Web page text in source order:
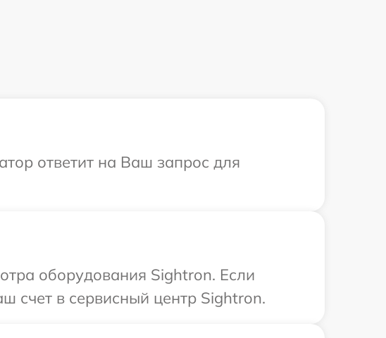
ответит на Ваш запрос для
оборудования Sightron. Если
счет в сервисный центр Sightron.